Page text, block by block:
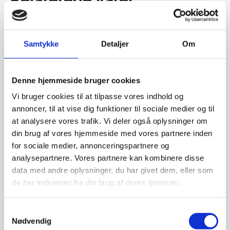
Samtykke Detaljer Om
Denne hjemmeside bruger cookies
Vi bruger cookies til at tilpasse vores indhold og
annoncer, til at vise dig funktioner til sociale medier og til
at analysere vores trafik. Vi deler også oplysninger om
din brug af vores hjemmeside med vores partnere inden
for sociale medier, annonceringspartnere og
analysepartnere. Vores partnere kan kombinere disse
data med andre oplysninger, du har givet dem, eller som
de har indsamlet fra din brug af deres tjenester.
Nødvendig
Cykel med salgsbod med
vask og vand, Gastrobike
(cykel foran)
Flot gastrobike med salgsbod.
Leveres med: - Varekasse /
boks - Vask til rent og…
Fra 39.243,75DKK
Dette
vare
Gas Friture m/ 2 kar, Fagor
900-serie, Flere varianter
serie kommer fra Fagor. Her får
du topkvalitet…
Fra 29.895,00 DKK
Dette